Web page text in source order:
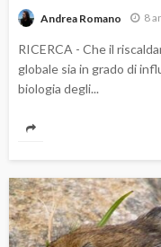
Andrea Romano 8
RICERCA - Che il
globale sia in grado di
biologia degli...